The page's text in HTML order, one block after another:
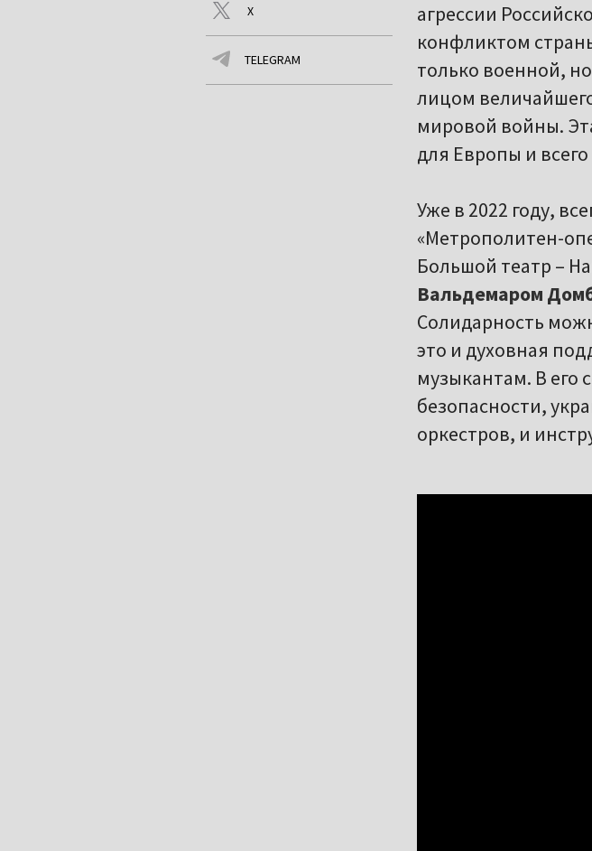
X
TELEGRAM
агрессии
конфликтом
только военной,
лицом
мировой войны.
для Европы и
Уже в 2022 году,
«Метрополитен-
Большой театр –
Вальдемаром
Солидарность
это и духовная
музыкантам. В его
безопасности,
оркестров, и